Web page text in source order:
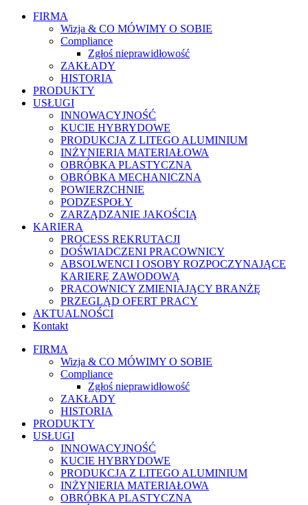
FIRMA
Wizja & CO MÓWIMY O SOBIE
Compliance
Zgłoś nieprawidłowość
ZAKŁADY
HISTORIA
PRODUKTY
USŁUGI
INNOWACYJNOŚĆ
KUCIE HYBRYDOWE
PRODUKCJA Z LITEGO ALUMINIUM
INŻYNIERIA MATERIAŁOWA
OBRÓBKA PLASTYCZNA
OBRÓBKA MECHANICZNA
POWIERZCHNIE
PODZESPOŁY
ZARZĄDZANIE JAKOŚCIĄ
KARIERA
PROCESS REKRUTACJI
DOŚWIADCZENI PRACOWNICY
ABSOLWENCI I OSOBY ROZPOCZYNAJĄCE
KARIERĘ ZAWODOWĄ
PRACOWNICY ZMIENIAJĄCY BRANŻĘ
PRZEGLĄD OFERT PRACY
AKTUALNOŚCI
Kontakt
FIRMA
Wizja & CO MÓWIMY O SOBIE
Compliance
Zgłoś nieprawidłowość
ZAKŁADY
HISTORIA
PRODUKTY
USŁUGI
INNOWACYJNOŚĆ
KUCIE HYBRYDOWE
PRODUKCJA Z LITEGO ALUMINIUM
INŻYNIERIA MATERIAŁOWA
OBRÓBKA PLASTYCZNA